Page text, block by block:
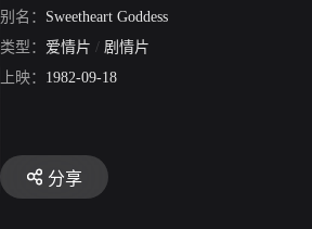
别名： Sweetheart Goddess
类型： 爱情片 / 剧情片
上映： 1982-09-18
分享